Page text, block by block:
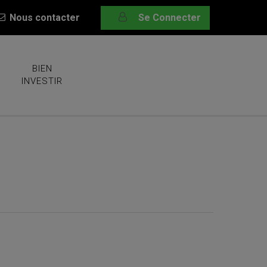
Nous contacter Se Connecter
BIEN
INVESTIR